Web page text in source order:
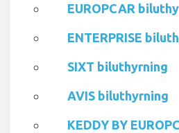
EUROPCAR
ENTERPRISE
SIXT biluthyrning
AVIS biluthyrning
KEDDY BY